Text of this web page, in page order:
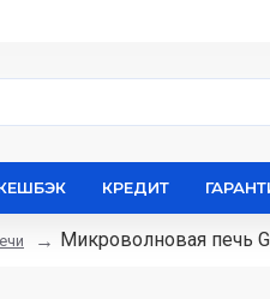
КРЕДИТ
Микроволновая печь